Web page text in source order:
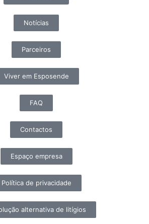
Notícias
Parceiros
Viver em Esposende
FAQ
Contactos
Espaço empresa
Política de privacidade
alternativa de litígios